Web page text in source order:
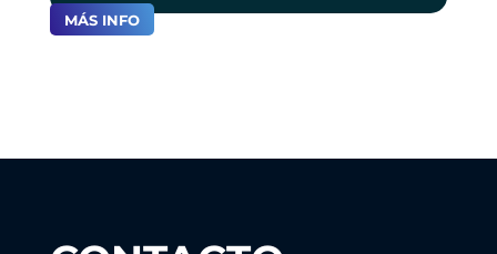
MÁS INFO